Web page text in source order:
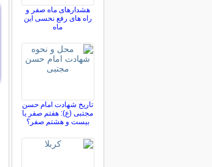
هشدارهای ماه صفر و
راه های رفع نحسی این
ماه
تاریخ شهادت امام حسن
مجتبی (ع): هفتم صفر یا
بیست و هشتم صفر؟